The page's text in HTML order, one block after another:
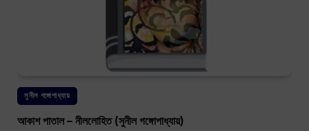
সুনীল গঙ্গোপাধ্যায়
আকাশ পাতাল – নীললোহিত (সুনীল গঙ্গোপাধ্যায়)